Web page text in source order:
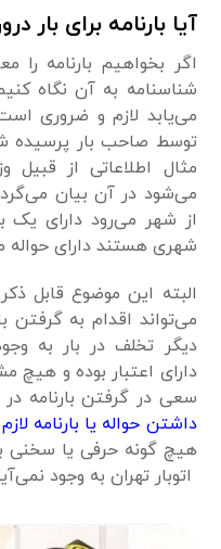
آیا بارنامه برای
اگر بخواهیم بارنامه
شناسنامه به آن نگاه
می‌یابد لازم و ضروری
توسط صاحب بار پرسیده
مثال اطلاعاتی از
می‌شود در آن بیان
از شهر می‌رود دارای یک
شهری هستند دارای حواله
البته این موضوع قابل
می‌تواند اقدام به گرفتن
دیگر تخلف در بار به
دارای اعتبار بوده و هیچ
سعی در گرفتن بارنامه
داشتن حواله یا بارنامه
هیچ گونه حرفی یا سخنی
اتوبار تهران به وجود